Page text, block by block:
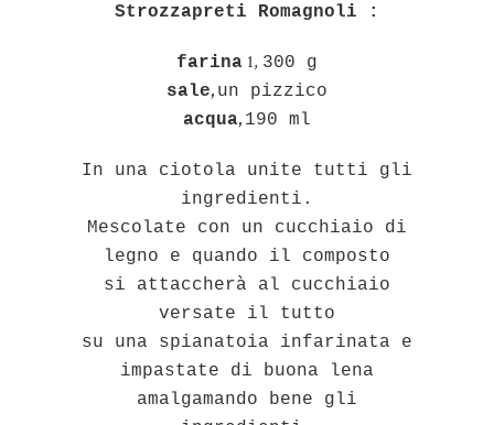
Strozzapreti Romagnoli :
farina 1, 300 g
sale, un pizzico
acqua, 190 ml
In una ciotola unite tutti gli
ingredienti.
Mescolate con un cucchiaio di
legno e quando il composto
si attaccherà al cucchiaio
versate il tutto
su una spianatoia infarinata e
impastate di buona lena
amalgamando bene gli